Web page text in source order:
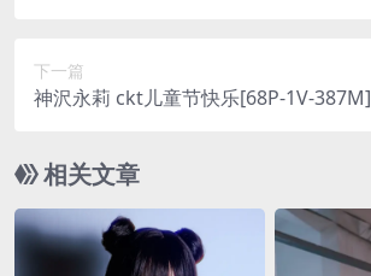
下一篇
神沢永莉 ckt儿童节快乐[68P-1V-387M]
相关文章